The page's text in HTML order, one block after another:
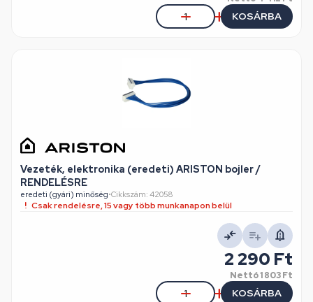
KOSÁRBA
Vezeték, elektronika (eredeti) ARISTON bojler /
RENDELÉSRE
eredeti (gyári) minőség•Cikkszám: 42058
Csak rendelésre, 15 vagy több munkanapon belül
2 290 Ft
Nettó1 803 Ft
KOSÁRBA